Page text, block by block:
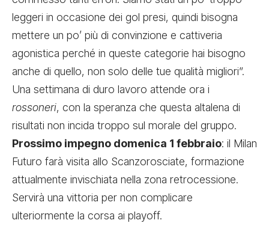
leggeri in occasione dei gol presi, quindi bisogna
mettere un po’ più di convinzione e cattiveria
agonistica perché in queste categorie hai bisogno
anche di quello, non solo delle tue qualità migliori”.
Una settimana di duro lavoro attende ora i
rossoneri, con la speranza che questa altalena di
risultati non incida troppo sul morale del gruppo.
Prossimo impegno domenica 1 febbraio: il Milan
Futuro farà visita allo Scanzorosciate, formazione
attualmente invischiata nella zona retrocessione.
Servirà una vittoria per non complicare
ulteriormente la corsa ai playoff.